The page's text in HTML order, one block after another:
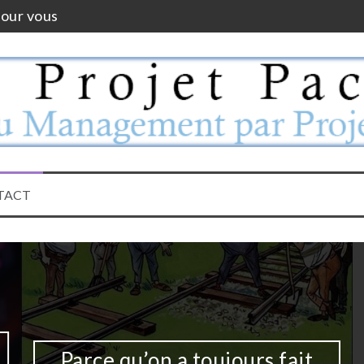
vous
source de gestion de projet
projection – Le YearCompass